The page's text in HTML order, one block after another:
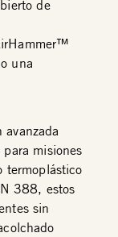
de
una
misiones
termoplástico
388, estos
sin